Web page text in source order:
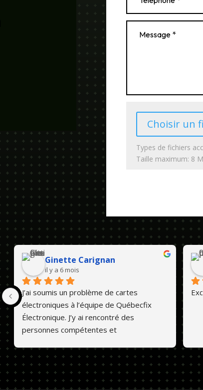
Choisir un
Types de fichiers
Taille maximum: 8
Ginette Carignan
il y a 6 mois
J’ai soumis un problème de cartes
électroniques à l’équipe de Québecfix
Électronique. J’y ai rencontré des
personnes compétentes et
qualité et les prix sont abordables. 💕😊